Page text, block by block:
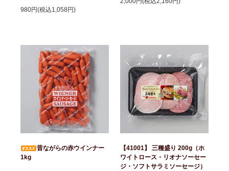
980円(税込1,058円)
昔ながらの赤ウインナー
1kg
【41001】 三種盛り 200g（ホ
ワイトロース・リオナソーセー
ジ・ソフトサラミソーセージ）